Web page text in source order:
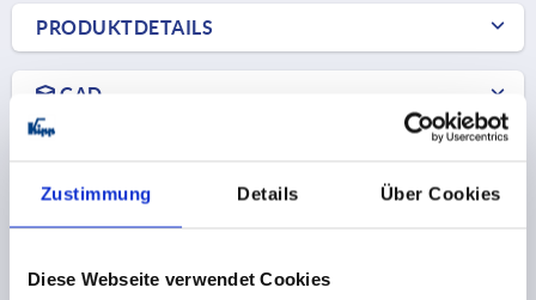
Zustimmung Details Über Cookies
Diese Webseite verwendet Cookies
PRODUKTDETAILS
CAD